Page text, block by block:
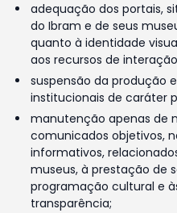
adequação dos portais,
do Ibram e de seus
quanto à identidade
aos recursos de
suspensão da produção
institucionais de caráter
manutenção apenas de
comunicados objetivos,
informativos,
museus, à prestação de
programação cultural e
transparência;